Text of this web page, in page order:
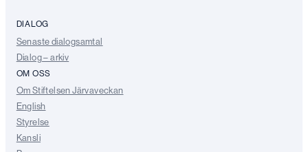
DIALOG
Senaste dialogsamtal
Dialog – arkiv
OM OSS
Om Stiftelsen Järvaveckan
English
Styrelse
Kansli